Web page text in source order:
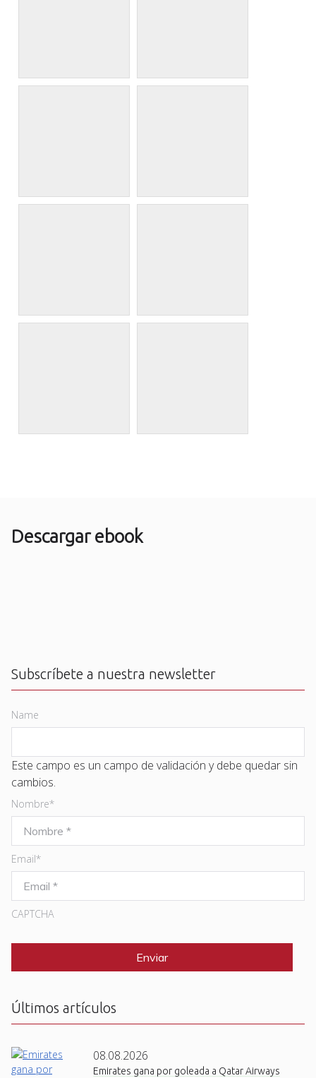
Descargar ebook
Subscríbete a nuestra newsletter
Name
Este campo es un campo de validación y debe quedar sin
cambios.
Nombre*
Email*
CAPTCHA
Últimos artículos
08.08.2026
Emirates gana por goleada a Qatar Airways